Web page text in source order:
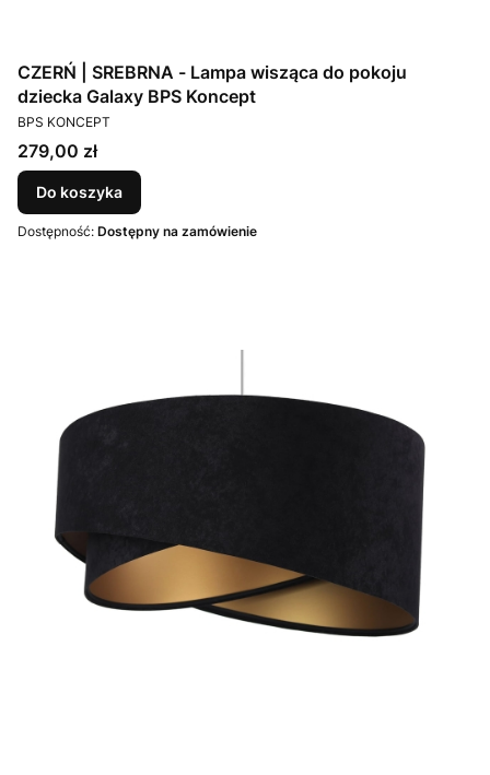
CZERŃ | SREBRNA - Lampa wisząca do pokoju
dziecka Galaxy BPS Koncept
PRODUCENT
BPS KONCEPT
Cena
279,00 zł
Do koszyka
Dostępność: Dostępny na zamówienie